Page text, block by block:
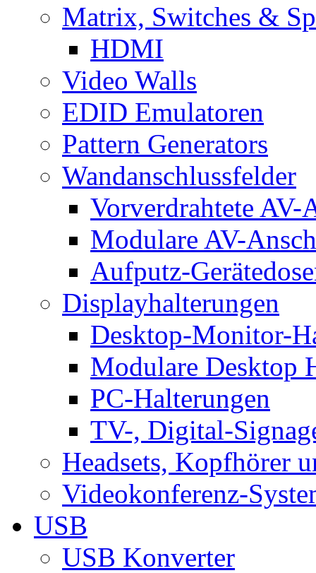
Matrix, Switches &
HDMI
Video Walls
EDID Emulatoren
Pattern Generators
Wandanschlussfelder
Vorverdrahtete AV-
Modulare AV-
Aufputz-
Displayhalterungen
Desktop-Monitor-
Modulare Desktop
PC-Halterungen
TV-, Digital-
Headsets, Kopfhörer
Videokonferenz-
USB
USB Konverter